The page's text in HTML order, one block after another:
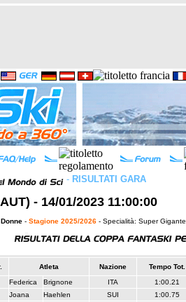
- RISULTATI GARA
- 14/01/2023 11:00:00
- Stagione 2025/2026 - Specialità: Super Gigante
Atleta Nazione Tempo Tot.
Federica Brignone ITA 1:00.21
Joana Haehlen SUI 1:00.75